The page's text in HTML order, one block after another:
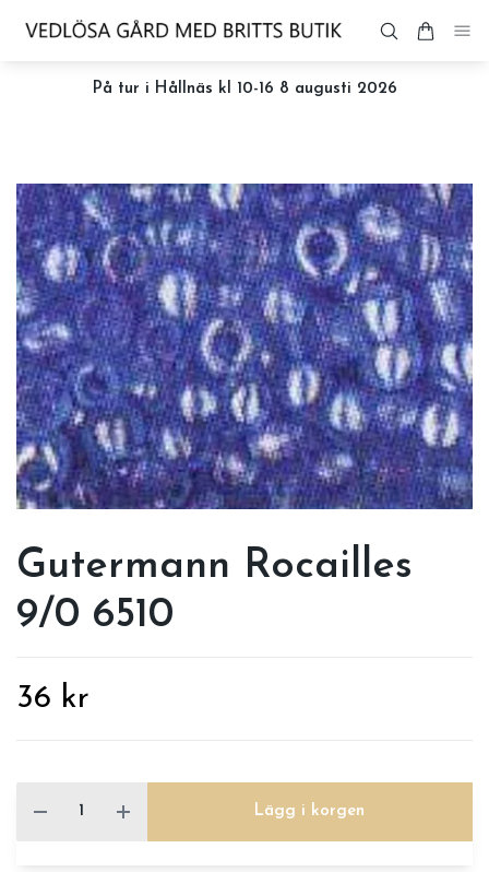
På tur i Hållnäs kl 10-16 8 augusti 2026
Gutermann Rocailles
9/0 6510
36 kr
Lägg i korgen